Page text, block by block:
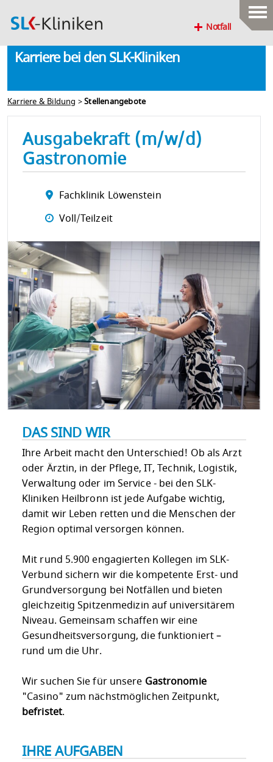
Notfall
Karriere bei den SLK-Kliniken
Karriere & Bildung >Stellenangebote
Ausgabekraft (m/w/d)
Gastronomie
Fachklinik Löwenstein
Voll/Teilzeit
DAS SIND WIR
Ihre Arbeit macht den Unterschied! Ob als Arzt
oder Ärztin, in der Pflege, IT, Technik, Logistik,
Verwaltung oder im Service - bei den SLK-
Kliniken Heilbronn ist jede Aufgabe wichtig,
damit wir Leben retten und die Menschen der
Region optimal versorgen können.
Mit rund 5.900 engagierten Kollegen im SLK-
Verbund sichern wir die kompetente Erst- und
Grundversorgung bei Notfällen und bieten
gleichzeitig Spitzenmedizin auf universitärem
Niveau. Gemeinsam schaffen wir eine
Gesundheitsversorgung, die funktioniert –
rund um die Uhr.
Wir suchen Sie für unsere Gastronomie
"Casino" zum nächstmöglichen Zeitpunkt,
befristet.
IHRE AUFGABEN